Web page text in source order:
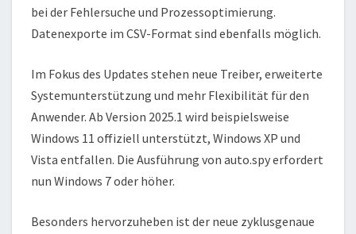
bei der Fehlersuche und Prozessoptimierung.
Datenexporte im CSV-Format sind ebenfalls möglich.
Im Fokus des Updates stehen neue Treiber, erweiterte
Systemunterstützung und mehr Flexibilität für den
Anwender. Ab Version 2025.1 wird beispielsweise
Windows 11 offiziell unterstützt, Windows XP und
Vista entfallen. Die Ausführung von auto.spy erfordert
nun Windows 7 oder höher.
Besonders hervorzuheben ist der neue zyklusgenaue